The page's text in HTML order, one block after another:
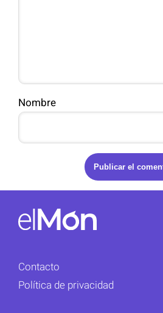
Nombre
Contacto
Política de privacidad